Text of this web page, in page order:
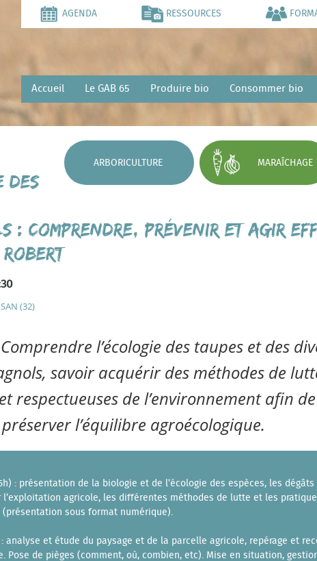
AGENDA RESSOURCES
Accueil Le GAB 65 Produire bio Consommer bio
ARBORICULTURE MARAÎCHAGE
des
: comprendre, prévenir et agir
(32)
l’écologie des taupes et des
savoir acquérir des méthodes de
respectueuses de l’environnement afin
l’équilibre agroécologique.
: présentation de la biologie et de l’écologie des espèces, les dégâts
l’exploitation agricole, les différentes méthodes de lutte et les
sous format numérique).
analyse et étude du paysage et de la parcelle agricole, repérage et
Pose de pièges (comment, où, combien, etc). Mise en situation,